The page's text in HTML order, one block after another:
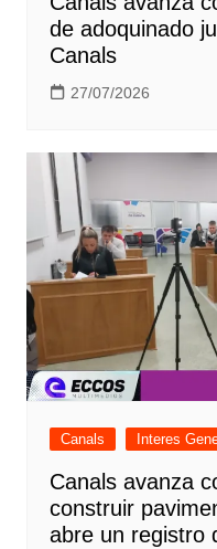
de adoquinado
Canals
27/07/2026
Canals Interes
Canals avanza
construir
abre un registro